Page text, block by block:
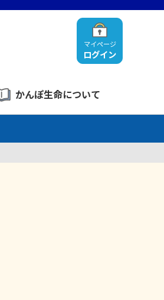
マイページ
ログイン
かんぽ生命について